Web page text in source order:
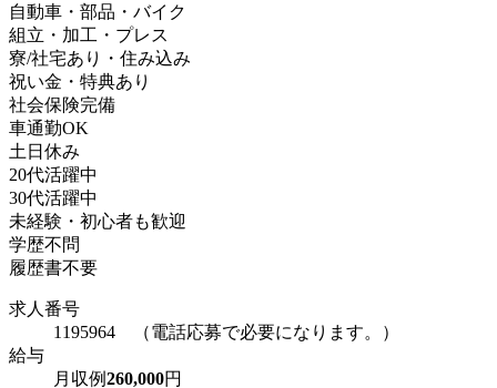
自動車・部品・バイク
組立・加工・プレス
寮/社宅あり・住み込み
祝い金・特典あり
社会保険完備
車通勤OK
土日休み
20代活躍中
30代活躍中
未経験・初心者も歓迎
学歴不問
履歴書不要
求人番号
1195964 （電話応募で必要になります。）
給与
月収例260,000円